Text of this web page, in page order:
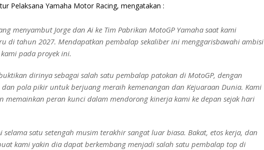
Pelaksana Yamaha Motor Racing, mengatakan :
menyambut Jorge dan Ai ke Tim Pabrikan MotoGP Yamaha saat kami
di tahun 2027. Mendapatkan pembalap sekaliber ini menggarisbawahi ambisi
pada proyek ini.
dirinya sebagai salah satu pembalap patokan di MotoGP, dengan
dan pola pikir untuk berjuang meraih kemenangan dan Kejuaraan Dunia. Kami
memainkan peran kunci dalam mendorong kinerja kami ke depan sejak hari
selama satu setengah musim terakhir sangat luar biasa. Bakat, etos kerja, dan
kami yakin dia dapat berkembang menjadi salah satu pembalap top di